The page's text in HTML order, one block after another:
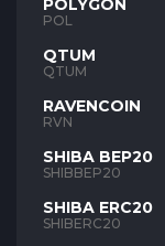
POLYGON
POL
QTUM
QTUM
RAVENCOIN
RVN
SHIBA BEP20
SHIBBEP20
SHIBA ERC20
SHIBERC20